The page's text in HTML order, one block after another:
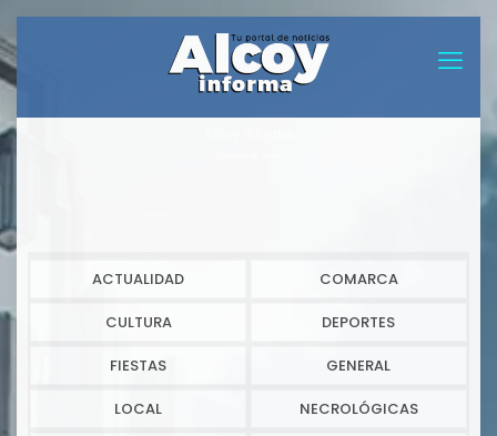
ACTUALIDAD COMARCA
CULTURA DEPORTES
FIESTAS GENERAL
LOCAL NECROLÓGICAS